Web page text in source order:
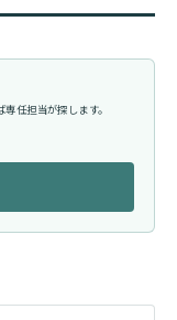
任担当が探します。